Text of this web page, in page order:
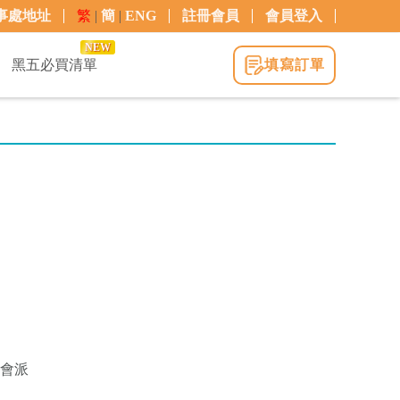
處地址 繁 | 簡 | ENG 註冊會員 會員登入
黑五必買清單
NEW
填寫訂單
派